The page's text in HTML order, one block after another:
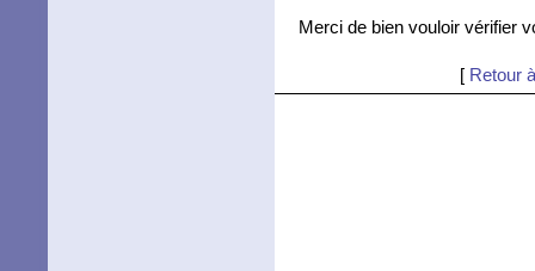
Merci de bien vouloir vérifier
[ Retour